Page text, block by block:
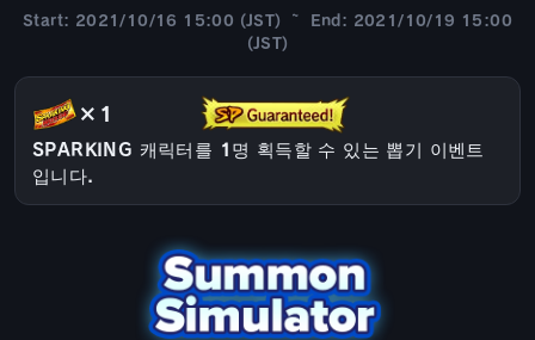
Start: 2021/10/16 15:00 (JST) ~ End: 2021/10/19 15:00
(JST)
×1
SPARKING 캐릭터를 1명 획득할 수 있는 뽑기 이벤트
입니다.